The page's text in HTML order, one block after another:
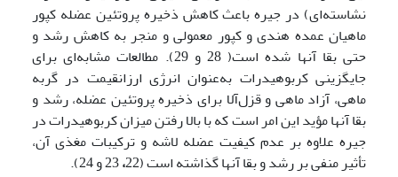
نشاسته‌ای) در جیره باعث کاهش ذخیره پروتئین عضله کپور
ماهیان عمده هندی و کپور معمولی و منجر به کاهش رشد و
حتی بقا آنها شده است( 28 و 29). مطالعات مشابه‌ای برای
جایگزینی کربوهیدرات به‌عنوان انرژی ارزان­قیمت در گربه
ماهی، آزاد ماهی و قزل‌آلا برای ذخیره پروتئین عضله، رشد و
بقا آنها مؤید این امر است که با بالا رفتن میزان کربوهیدرات در
جیره علاوه بر عدم کیفیت عضله لاشه و ترکیبات مغذی آن،
تأثیر منفی بر رشد و بقا آنها گذاشته است (22 ،23 و 24).